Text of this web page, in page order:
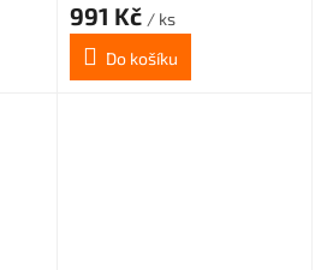
991 Kč / ks
Do košíku